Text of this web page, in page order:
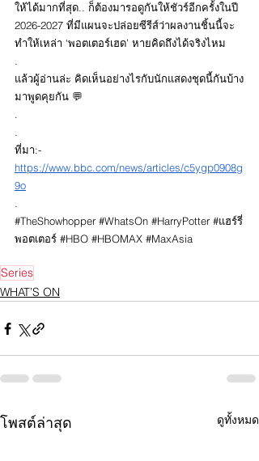
ให้ได้มากที่สุด.. ก็ต้องมารอดูกันให้ชัวร์อีกครั้งในปี
2026-2027 ที่มีแผนจะปล่อยซีรีส์ว่าผลงานชิ้นนี้จะ
ทำให้เหล่า ‘พอตเตอร์เฮด’ หายคิดถึงได้จริงไหม
.
แล้วผู้อ่านล่ะ คิดเห็นอย่างไรกับนักแสดงชุดนี้กันบ้าง
มาพูดคุยกัน 💬
.
.
ที่มา:-
https://www.bbc.com/news/articles/c5ygp0908g
9o
.
#TheShowhopper #WhatsOn #HarryPotter #แฮร์รี่
พอตเตอร์ #HBO #HBOMAX #MaxAsia
Series
WHAT’S ON
โพสต์ล่าสุด ดูทั้งหมด